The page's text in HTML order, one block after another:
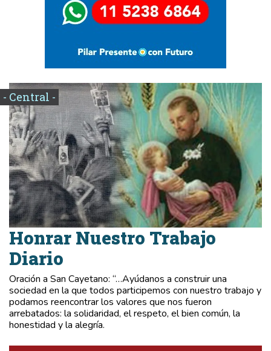
- Central -
Honrar Nuestro Trabajo
Diario
Oración a San Cayetano: “…Ayúdanos a construir una
sociedad en la que todos participemos con nuestro trabajo y
podamos reencontrar los valores que nos fueron
arrebatados: la solidaridad, el respeto, el bien común, la
honestidad y la alegría.